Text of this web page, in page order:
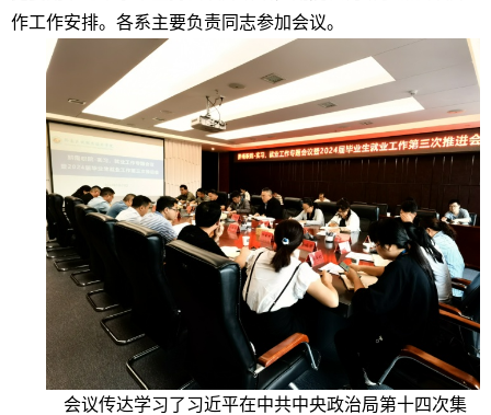
作工作安排。各系主要负责同志参加会议。
会议传达学习了习近平在中共中央政治局第十四次集